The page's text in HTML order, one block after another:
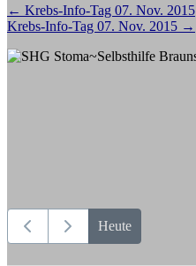
Beitragsnavigation
← Krebs-Info-Tag 07. Nov. 2015
Krebs-Info-Tag 07. Nov. 2015 →
Heute